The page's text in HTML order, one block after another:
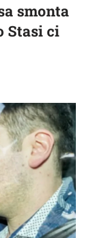
smonta
Stasi ci